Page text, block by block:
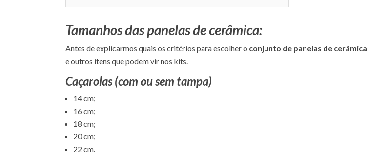
Tamanhos das panelas de cerâmica:
Antes de explicarmos quais os critérios para escolher o conjunto de panelas de cerâmica
e outros itens que podem vir nos kits.
Caçarolas (com ou sem tampa)
14 cm;
16 cm;
18 cm;
20 cm;
22 cm.